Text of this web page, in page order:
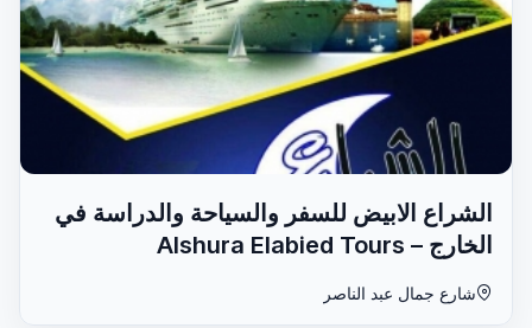
الشراع الابيض للسفر والسياحة والدراسة في
الخارج – Alshura Elabied Tours
شارع جمال عبد الناصر